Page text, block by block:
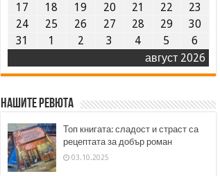
август 2026
17
18 19 20 21 22
23
24
25 26 27 28 29
30
31
1 2 3 4 5 6
Нашите ревюта
Топ книгата: сладост и страст са
рецептата за добър роман
03.10.2025